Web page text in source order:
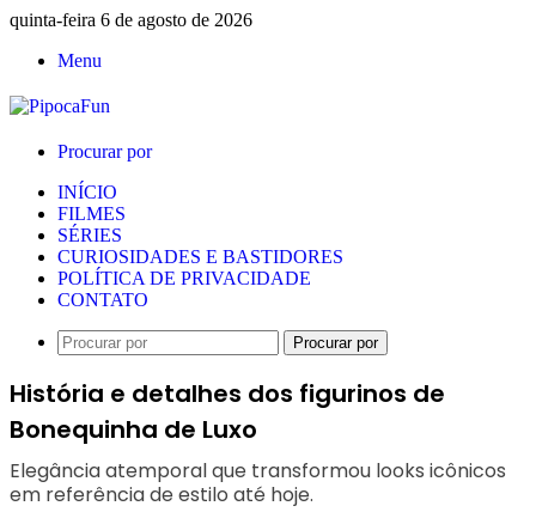
quinta-feira 6 de agosto de 2026
Menu
Procurar por
INÍCIO
FILMES
SÉRIES
CURIOSIDADES E BASTIDORES
POLÍTICA DE PRIVACIDADE
CONTATO
Procurar por
História e detalhes dos figurinos de
Bonequinha de Luxo
Elegância atemporal que transformou looks icônicos
em referência de estilo até hoje.